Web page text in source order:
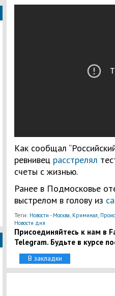
Как сообщал
ревнивец расстрелял
счеты с жизнью.
Ранее в Подмосковье
выстрелом в голову из
Теги: Новости - Москва Криминал
Новости дня
Присоединяйтесь к нам в
Telegram. Будьте в курсе
В закладки